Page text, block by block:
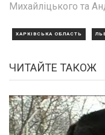
Михайліцького та
ХАРКІВСЬКА ОБЛАСТЬ
ЧИТАЙТЕ ТАКОЖ